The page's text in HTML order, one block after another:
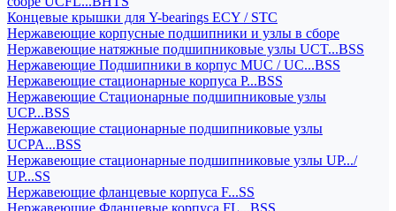
Концевые крышки для Y-bearings ECY / STC
Нержавеющие корпусные подшипники и узлы в сборе
Нержавеющие натяжные подшипниковые узлы UCT...BSS
Нержавеющие Подшипники в корпус MUC / UC...BSS
Нержавеющие стационарные корпуса P...BSS
Нержавеющие Стационарные подшипниковые узлы
UCP...BSS
Нержавеющие стационарные подшипниковые узлы
UCPA...BSS
Нержавеющие стационарные подшипниковые узлы UP.../
UP...SS
Нержавеющие фланцевые корпуса F...SS
Нержавеющие Фланцевые корпуса FL...BSS